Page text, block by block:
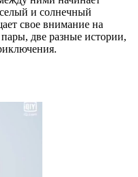
и солнечный
свое внимание на
две разные истории,